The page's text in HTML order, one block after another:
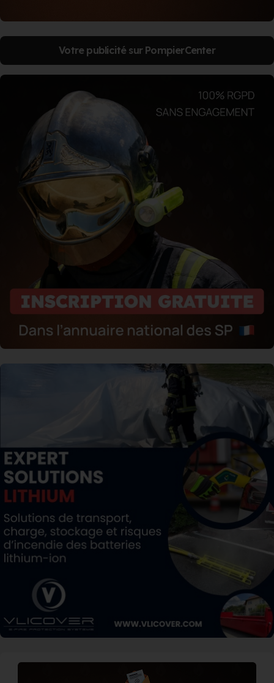
Votre publicité sur PompierCenter